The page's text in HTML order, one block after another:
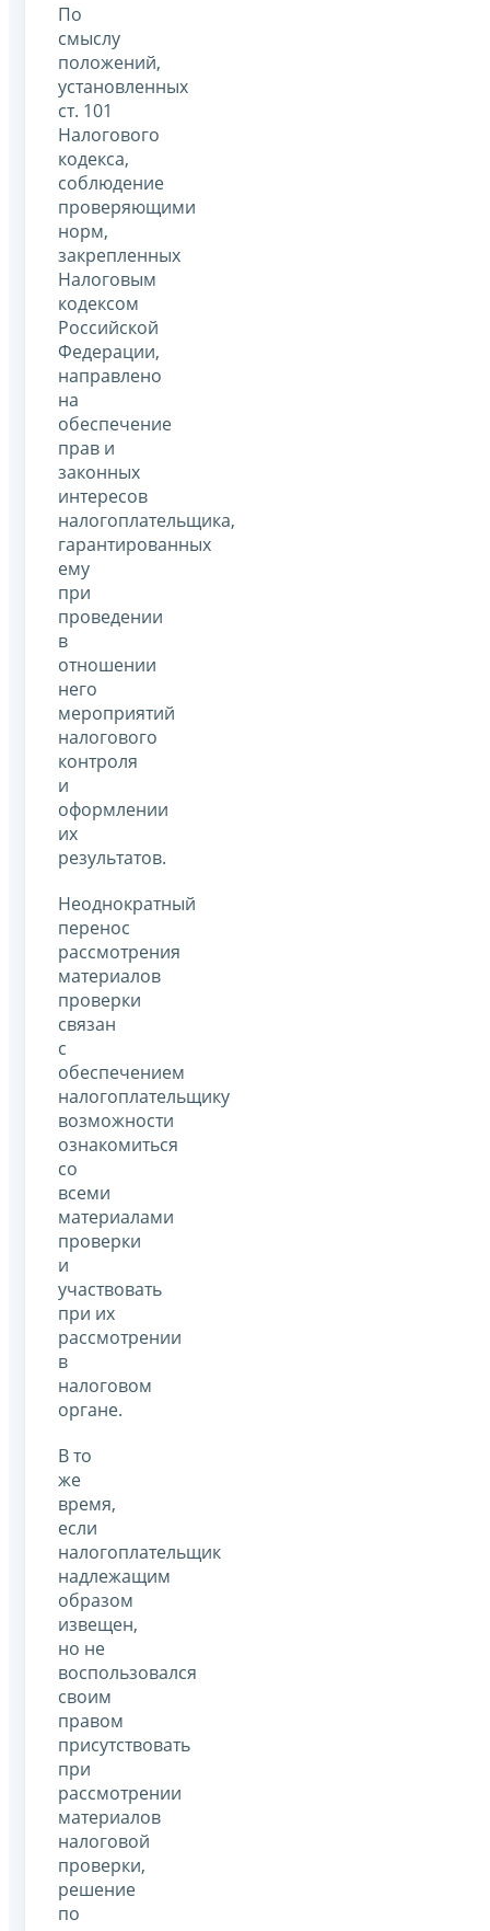
По
смыслу
положений,
установленных
ст. 101
Налогового
кодекса,
соблюдение
проверяющими
норм,
закрепленных
Налоговым
кодексом
Российской
Федерации,
направлено
на
обеспечение
прав и
законных
интересов
налогоплательщика,
гарантированных
ему
при
проведении
в
отношении
него
мероприятий
налогового
контроля
и
оформлении
их
результатов.
Неоднократный
перенос
рассмотрения
материалов
проверки
связан
с
обеспечением
налогоплательщику
возможности
ознакомиться
со
всеми
материалами
проверки
и
участвовать
при их
рассмотрении
в
налоговом
органе.
В то
же
время,
если
налогоплательщик
надлежащим
образом
извещен,
но не
воспользовался
своим
правом
присутствовать
при
рассмотрении
материалов
налоговой
проверки,
решение
по